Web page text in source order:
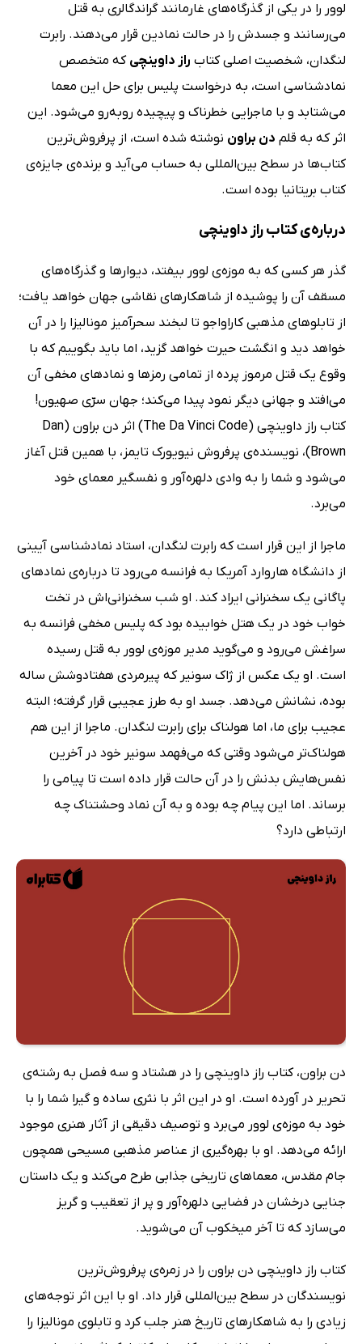
لوور را در یکی از گذرگاه‌های غارمانند گراندگالری به قتل
می‌رسانند و جسدش را در حالت نمادین قرار می‌دهند. رابرت
لنگدان، شخصیت اصلی کتاب راز داوینچی که متخصص
نمادشناسی است، به درخواست پلیس برای حل این معما
می‌شتابد و با ماجرایی خطرناک و پیچیده روبه‌رو می‌شود. این
اثر که به قلم دن براون نوشته شده است، از پرفروش‌ترین
کتاب‌ها در سطح بین‌المللی به حساب می‌آید و برنده‌ی جایزه‌ی
کتاب بریتانیا بوده است.
درباره‌ی کتاب راز داوینچی
گذر هر کسی که به موزه‌ی لوور بیفتد، دیوارها و گذرگاه‌های
مسقف آن را پوشیده از شاهکارهای نقاشی جهان خواهد یافت؛
از تابلوهای مذهبی کاراواجو تا لبخند سحرآمیز مونالیزا را در آن
خواهد دید و انگشت حیرت خواهد گزید، اما باید بگوییم که با
وقوع یک قتل مرموز پرده از تمامی رمزها و نمادهای مخفی آن
می‌افتد و جهانی دیگر نمود پیدا می‌کند؛ جهان سرّی صهیون!
کتاب راز داوینچی (The Da Vinci Code) اثر دن براون (Dan
Brown)، نویسنده‌ی پرفروش نیویورک تایمز، با همین قتل آغاز
می‌شود و شما را به وادی دلهره‌آور و نفسگیر معمای خود
می‌برد.
ماجرا از این قرار است که رابرت لنگدان، استاد نمادشناسی آیینی
از دانشگاه هاروارد آمریکا به فرانسه می‌رود تا درباره‌ی نمادهای
پاگانی یک سخنرانی ایراد کند. او شب سخنرانی‌اش در تخت
خواب خود در یک هتل خوابیده بود که پلیس مخفی فرانسه به
سراغش می‌رود و می‌گوید مدیر موزه‌ی لوور به قتل رسیده
است. او یک عکس از ژاک سونیر که پیرمردی هفتادوشش ساله
بوده، نشانش می‌دهد. جسد او به طرز عجیبی قرار گرفته؛ البته
عجیب برای ما، اما هولناک برای رابرت لنگدان. ماجرا از این هم
هولناک‌تر می‌شود وقتی که می‌فهمد سونیر خود در آخرین
نفس‌هایش بدنش را در آن حالت قرار داده است تا پیامی را
برساند. اما این پیام چه بوده و به آن نماد وحشتناک چه
ارتباطی دارد؟
دن براون، کتاب راز داوینچی را در هشتاد و سه فصل به رشته‌ی
تحریر در آورده است. او در این اثر با نثری ساده و گیرا شما را با
خود به موزه‌ی لوور می‌برد و توصیف دقیقی از آثار هنری موجود
ارائه می‌دهد. او با بهره‌گیری از عناصر مذهبی مسیحی همچون
جام مقدس، معماهای تاریخی جذابی طرح می‌کند و یک داستان
جنایی درخشان در فضایی دلهره‌آور و پر از تعقیب و گریز
می‌سازد که تا آخر میخکوب آن می‌شوید.
کتاب راز داوینچی دن براون را در زمره‌ی پرفروش‌ترین
نویسندگان در سطح بین‌المللی قرار داد. او با این اثر توجه‌‌های
زیادی را به شاهکارهای تاریخ هنر جلب کرد و تابلوی مونالیزا را